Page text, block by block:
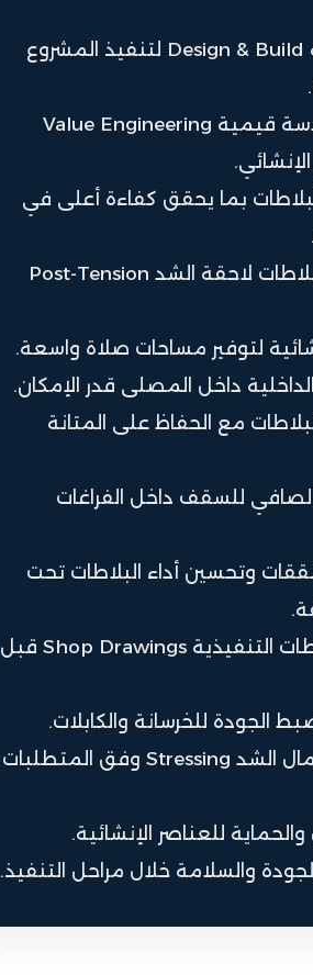
تطبيق منهجية Design & Build لتنفيذ المشروع
إجراء دراسة هندسة قيمية Value Engineering
بما يحقق كفاءة أعلى في
تطبيق نظام البلاطات لاحقة الشد Post-Tension
لتوفير مساحات صلاة واسعة.
داخل المصلى قدر الإمكان.
مع الحفاظ على المتانة
الصافي للسقف داخل الفراغات
وتحسين أداء البلاطات تحت
مراجعة المخططات التنفيذية Shop Drawings قبل
الجودة للخرسانة والكابلات.
الإشراف على أعمال الشد Stressing وفق المتطلبات
للعناصر الإنشائية.
الجودة والسلامة خلال مراحل التنفيذ.